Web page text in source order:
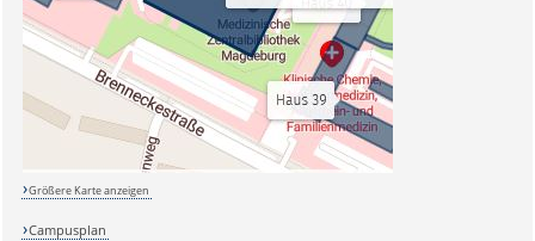
Größere Karte anzeigen
Campusplan